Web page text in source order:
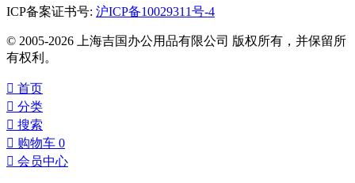
ICP备案证书号: 沪ICP备10029311号-4
© 2005-2026 上海吉国办公用品有限公司 版权所有，并保留所
有权利。
 首页
 分类
 搜索
 购物车 0
 会员中心